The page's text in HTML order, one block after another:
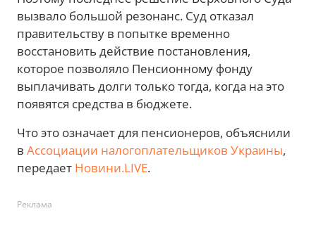
вызвало большой резонанс. Суд отказал
правительству в попытке временно
восстановить действие постановления,
которое позволяло Пенсионному фонду
выплачивать долги только тогда, когда на это
появятся средства в бюджете.
Что это означает для пенсионеров, объяснили
в Ассоциации налогоплательщиков Украины,
передает Новини.LIVE.
Реклама